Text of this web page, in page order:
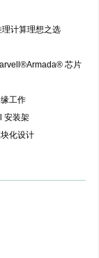
计算理想之选
芯片
工作
安装架
化设计